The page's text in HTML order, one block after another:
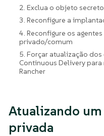
2. Exclua o objeto
3. Reconfigure a
4. Reconfigure os
privado/comum
5. Forçar atualização dos
Continuous Delivery
Rancher
Atualizando
privada